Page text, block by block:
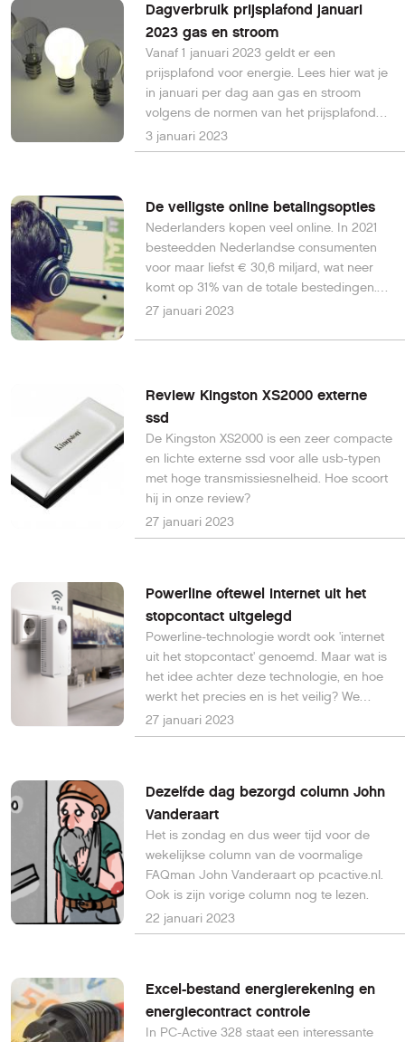
Dagverbruik prijsplafond januari
2023 gas en stroom
Vanaf 1 januari 2023 geldt er een
prijsplafond voor energie. Lees hier wat je
in januari per dag aan gas en stroom
volgens de normen van het prijsplafond
zou mogen verbruiken. Bovendien tonen
wij wat je alle andere maanden van 2023
verbruiksgrenzen die zijn vastgesteld.
3 januari 2023
De veiligste online betalingsopties
Nederlanders kopen veel online. In 2021
besteedden Nederlandse consumenten
voor maar liefst € 30,6 miljard, wat neer
komt op 31% van de totale bestedingen.
Dit is ook nog eens een groei van 13% ten
27 januari 2023
Review Kingston XS2000 externe
ssd
De Kingston XS2000 is een zeer compacte
en lichte externe ssd voor alle usb-typen
met hoge transmissiesnelheid. Hoe scoort
hij in onze review?
27 januari 2023
Powerline oftewel internet uit het
stopcontact uitgelegd
Powerline-technologie wordt ook 'internet
uit het stopcontact' genoemd. Maar wat is
het idee achter deze technologie, en hoe
werkt het precies en is het veilig? We
leggen het je eenvoudig uit.
27 januari 2023
Dezelfde dag bezorgd column John
Vanderaart
Het is zondag en dus weer tijd voor de
wekelijkse column van de voormalige
FAQman John Vanderaart op pcactive.nl.
Ook is zijn vorige column nog te lezen.
22 januari 2023
Excel-bestand energierekening en
energiecontract controle
In PC-Active 328 staat een interessante